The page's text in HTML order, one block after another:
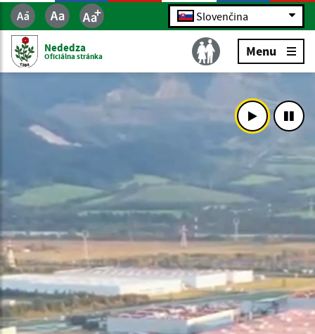
Slovenčina
Nededza
Oficiálna stránka Menu